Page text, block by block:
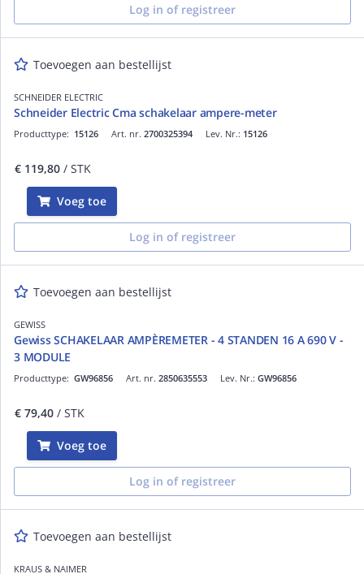
Log in of registreer
Toevoegen aan bestellijst
SCHNEIDER ELECTRIC
Schneider Electric Cma schakelaar ampere-meter
Art. nr. 2700325394
Producttype: 15126 Lev. Nr.: 15126
€ 119,80 / STK
Voeg toe
Log in of registreer
Toevoegen aan bestellijst
GEWISS
Gewiss SCHAKELAAR AMPÈREMETER - 4 STANDEN 16 A 690 V -
3 MODULE
Art. nr. 2850635553
Producttype: GW96856 Lev. Nr.: GW96856
€ 79,40 / STK
Voeg toe
Log in of registreer
Toevoegen aan bestellijst
KRAUS & NAIMER